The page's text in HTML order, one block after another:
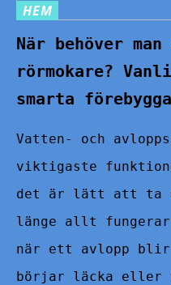
HEM
När behöver
rörmokare?
smarta
Vatten- och
viktigaste
det är lätt att ta
länge allt
när ett avlopp blir
börjar läcka eller